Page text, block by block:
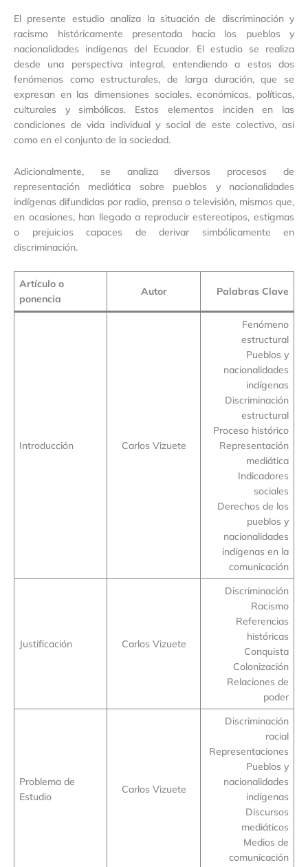
El presente estudio analiza la situación de discriminación y
racismo históricamente presentada hacia los pueblos y
nacionalidades indígenas del Ecuador. El estudio se realiza
desde una perspectiva integral, entendiendo a estos dos
fenómenos como estructurales, de larga duración, que se
expresan en las dimensiones sociales, económicas, políticas,
culturales y simbólicas. Estos elementos inciden en las
condiciones de vida individual y social de este colectivo, así
como en el conjunto de la sociedad.
Adicionalmente, se analiza diversos procesos de
representación mediática sobre pueblos y nacionalidades
indígenas difundidas por radio, prensa o televisión, mismos que,
en ocasiones, han llegado a reproducir estereotipos, estigmas
o prejuicios capaces de derivar simbólicamente en
discriminación.
Artículo o
ponencia
Autor Palabras Clave
Introducción Carlos Vizuete
Fenómeno
estructural
Pueblos y
nacionalidades
indígenas
Discriminación
estructural
Proceso histórico
Representación
mediática
Indicadores
sociales
Derechos de los
pueblos y
nacionalidades
indígenas en la
comunicación
Justificación Carlos Vizuete
Discriminación
Racismo
Referencias
históricas
Conquista
Colonización
Relaciones de
poder
Problema de
Estudio
Carlos Vizuete
Discriminación
racial
Representaciones
Pueblos y
nacionalidades
indígenas
Discursos
mediáticos
Medios de
comunicación